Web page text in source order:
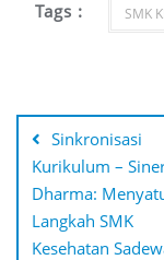
Tags : SMK
navigation
Sinkronisasi
Kurikulum –
Dharma:
Langkah SMK
Kesehatan